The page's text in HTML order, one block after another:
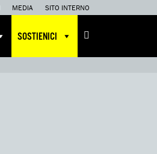
MEDIA SITO INTERNO
SOSTIENICI